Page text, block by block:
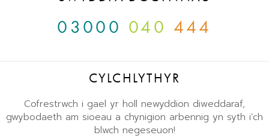
03000 040 444
CYLCHLYTHYR
Cofrestrwch i gael yr holl newyddion diweddaraf,
gwybodaeth am sioeau a chynigion arbennig yn syth i’ch
blwch negeseuon!